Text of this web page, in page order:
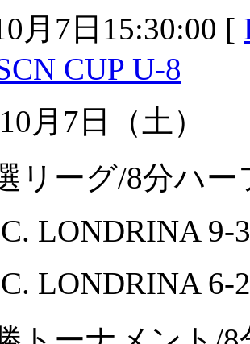
月7日15:30:00 [
CUP U-8
月7日（土
リーグ/8分ハー
LONDRINA 9-
LONDRINA